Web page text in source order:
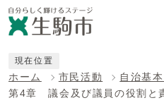
現在位置
ホーム 市民活動
自治基本
第4章 議会及び議員の役割と